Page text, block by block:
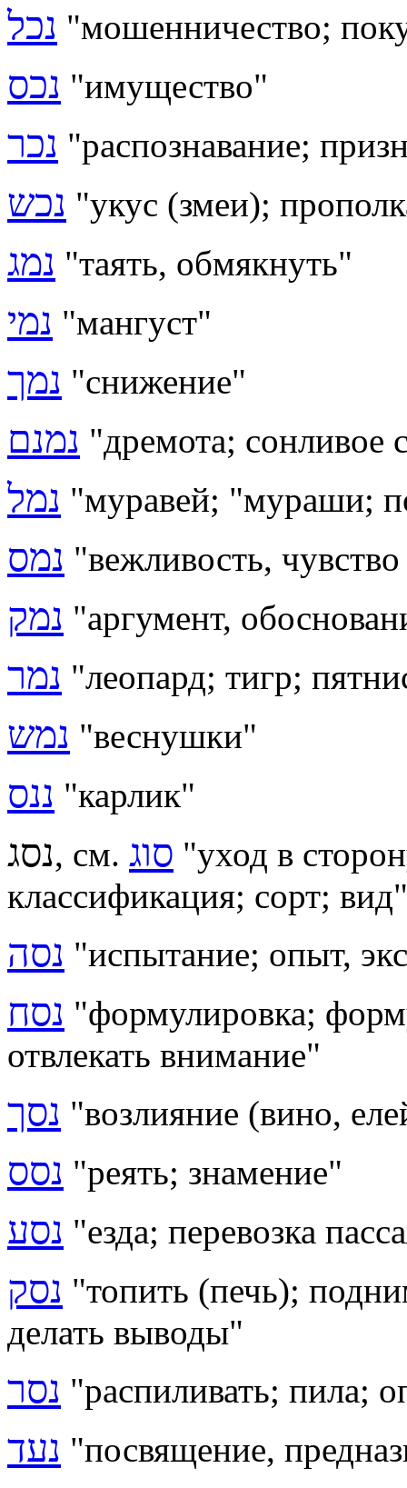
נכל "мошенничество;
נכס "имущество"
נכר "распознавание;
נכש "укус (змеи);
נמג "таять, обмякнуть"
נמי "мангуст"
נמך "снижение"
נמנם "дремота; сонливое
נמל "муравей; "мураши;
נמס "вежливость, чувство
נמק "аргумент,
נמר "леопард; тигр;
נמש "веснушки"
ננס "карлик"
נסג, см. סוג "уход в
классификация; сорт; вид"
נסה "испытание; опыт,
נסח "формулировка;
отвлекать внимание"
נסך "возлияние (вино,
נסס "реять; знамение"
נסע "езда; перевозка
נסק "топить (печь);
делать выводы"
נסר "распиливать; пила;
נעד "посвящение,